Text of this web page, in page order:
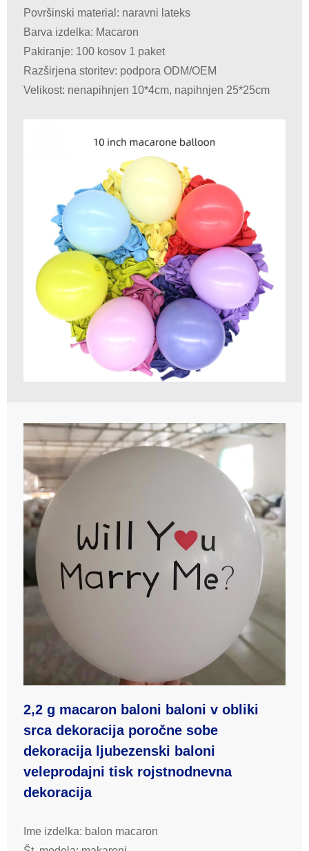
Površinski material: naravni lateks
Barva izdelka: Macaron
Pakiranje: 100 kosov 1 paket
Razširjena storitev: podpora ODM/OEM
Velikost: nenapihnjen 10*4cm, napihnjen 25*25cm
2,2 g macaron baloni baloni v obliki
srca dekoracija poročne sobe
dekoracija ljubezenski baloni
veleprodajni tisk rojstnodnevna
dekoracija
Ime izdelka: balon macaron